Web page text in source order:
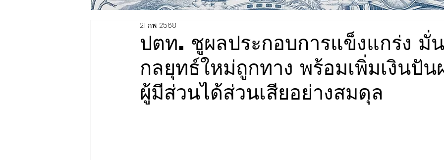
ปตท. ชูผลประกอบการแข็งแกร่ง มั่
กลยุทธ์ใหม่ถูกทาง พร้อมเพิ่มเงินปั
ผู้มีส่วนได้ส่วนเสียอย่างสมดุล
21 ก.พ. 2568